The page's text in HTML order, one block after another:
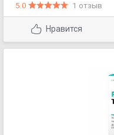
(например, Sporothrix
Эстезифин имеет
что способствует
воспаления и зуда.
5.0 1 отзыв
Нравится